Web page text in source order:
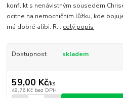
konflikt s nenávistným sousedem
ocitne na nemocničním lůžku, kde
má dobré alibi. R... celý popis
Dostupnost skladem
59,00 Kč/ks
48,76 Kč bez DPH